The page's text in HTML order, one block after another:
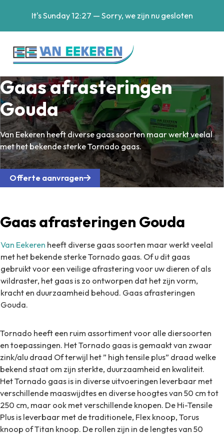
It'sSunday12:27 — Sorry, we zijn nu gesloten
Gaas afrasteringen
Gouda
Van Eekeren heeft diverse gaas soorten maar werkt veelal
met het bekende sterke Tornado gaas.
Offerte aanvragen
Gaas afrasteringen Gouda
Van Eekeren heeft diverse gaas soorten maar werkt veelal
met het bekende sterke Tornado gaas. Of u dit gaas
gebruikt voor een veilige afrastering voor uw dieren of als
wildraster, het gaas is zo ontworpen dat het zijn vorm,
kracht en duurzaamheid behoud. Gaas afrasteringen
Gouda.
Tornado heeft een ruim assortiment voor alle diersoorten
en toepassingen. Het Tornado gaas is gemaakt van zwaar
zink/alu draad Of terwijl het ” high tensile plus” draad welke
bekend staat om zijn sterkte, duurzaamheid en kwaliteit.
Het Tornado gaas is in diverse uitvoeringen leverbaar met
verschillende maaswijdtes en diverse hoogtes van 50 cm tot
250 cm, maar ook met verschillende knopen. De Hi-Tensile
Plus is leverbaar met de traditionele, Flex knoop, Torus
knoop of Titan knoop. De rollen zijn in de lengtes van 50